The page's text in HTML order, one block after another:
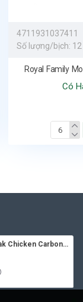
4711931037411
Số lượng/bịch: 12
Royal Family
Có
SAMYANG Buldak Chicken Carbonara 130g